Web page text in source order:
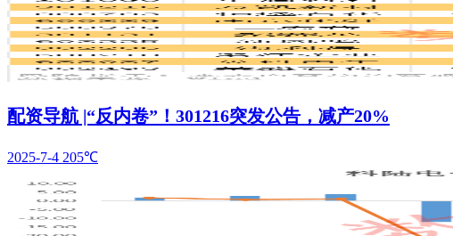
配资导航 |“反内卷”！301216突发公告，减产20%
2025-7-4 205℃